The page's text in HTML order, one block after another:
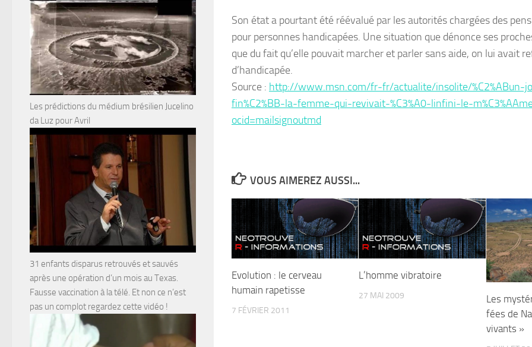
Son état a pourtant été réévalué par les autorités chargées des
pour personnes handicapées. Une situation que dénonce ses
que du fait qu’elle pouvait marcher et parler sans aide, on lui avait
d’handicapée.
Source : http://www.msn.com/fr-fr/actualite/insolite/%C2%ABun-
fin%C2%BB-la-femme-qui-revivait-%C3%A0-linfini-le-
ocid=mailsignoutmd
VOUS AIMEREZ AUSSI...
Evolution : le cerveau
humain rapetisse
7 FÉVRIER 2011
L’homme vibratoire
27 MAI 2009
Les
fées de
vivants »
Les prédictions du médium brésilien Jucelino
da Luz pour Avril
31 enfants disparus retrouvés et sauvés
après une opération d’un mois au Texas.
Fausse vaccination à la télé. Et non ce n’est
pas un complot regardez cette vidéo !